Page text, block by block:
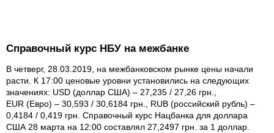
Справочный курс НБУ на межбанке
В четверг, 28.03.2019, на межбанковском рынке цены начали
расти. К 17:00 ценовые уровни установились на следующих
значениях: USD (доллар США) – 27,235 / 27,26 грн.,
EUR (Евро) – 30,593 / 30,6184 грн., RUB (российский рубль) –
0,4184 / 0,419 грн. Справочный курс Нацбанка для доллара
США 28 марта на 12:00 составлял 27,2497 грн. за 1 доллар.